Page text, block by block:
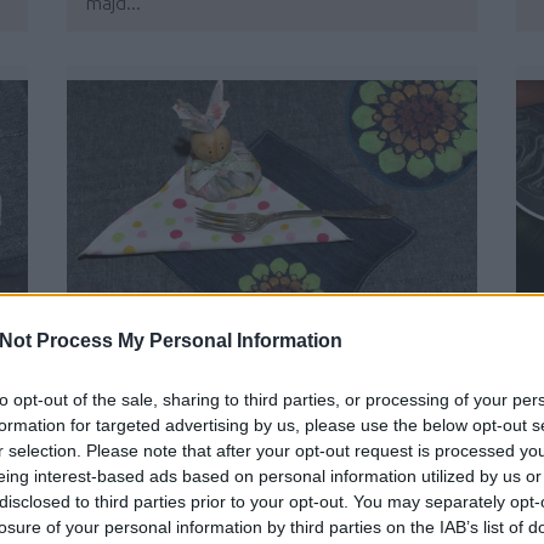
Process My Personal Information
opt-out of the sale, sharing to third parties, or processing of your
for targeted advertising by us, please use the below opt-out
selection. Please note that after your opt-out request is processed
interest-based ads based on personal information utilized by us
to third parties prior to your opt-out. You may separately
of your personal information by third parties on the IAB’s list of
HASZNÁLT FARMERT AZ
SOROZATUNK ÚJABB FEJEZETE
BY:SZÍNESÖTLETEK_TEAM 2022. MÁR 09.
Számos jobbnál jobb ötletet találhatunk,
aminek az elkészítésével a már kiszelektált...